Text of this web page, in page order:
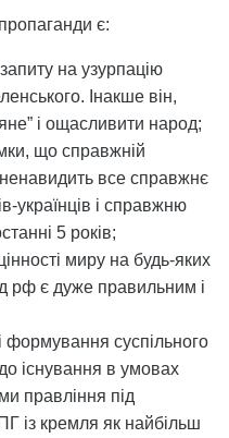
є:
на узурпацію
Інакше він,
і ощасливити народ;
що справжній
все справжнє
українців і справжню
5 років;
миру на будь-яких
рф є дуже правильним і
суспільного
існування в умовах
правління під
із кремля як найбільш